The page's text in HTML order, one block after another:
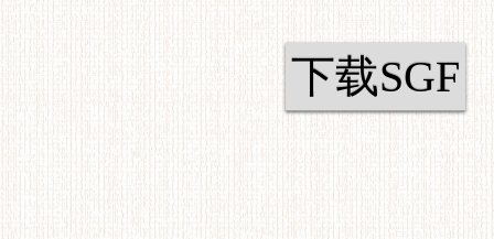
下载SGF